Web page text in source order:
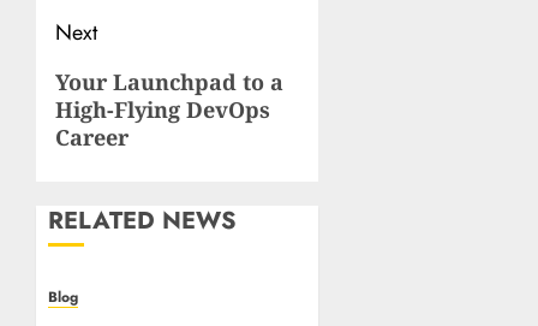
Next
Next
post:
Your Launchpad to a
High-Flying DevOps
Career
RELATED NEWS
Blog